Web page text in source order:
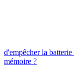
d'empêcher la
mémoire ?